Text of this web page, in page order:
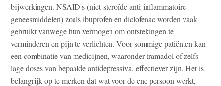
bijwerkingen. NSAID's (niet-steroïde anti-inflammatoire
geneesmiddelen) zoals ibuprofen en diclofenac worden vaak
gebruikt vanwege hun vermogen om ontstekingen te
verminderen en pijn te verlichten. Voor sommige patiënten kan
een combinatie van medicijnen, waaronder tramadol of zelfs
lage doses van bepaalde antidepressiva, effectiever zijn. Het is
belangrijk op te merken dat wat voor de ene persoon werkt,